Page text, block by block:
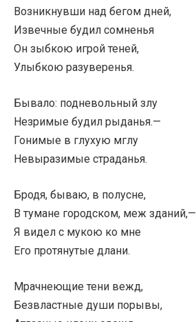
Возникнувши над бегом дней,
Извечные будил сомненья
Он зыбкою игрой теней,
Улыбкою разуверенья.
Бывало: подневольный злу
Незримые будил рыданья.—
Гонимые в глухую мглу
Невыразимые страданья.
Бродя, бываю, в полусне,
В тумане городском, меж зданий,—
Я видел с мукою ко мне
Его протянутые длани.
Мрачнеющие тени вежд,
Безвластные души порывы,